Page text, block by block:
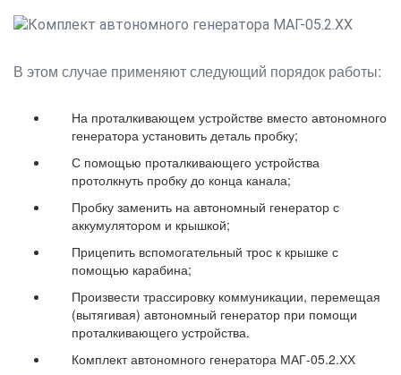
В этом случае применяют следующий порядок работы:
На проталкивающем устройстве вместо автономного
генератора установить деталь пробку;
С помощью проталкивающего устройства
протолкнуть пробку до конца канала;
Пробку заменить на автономный генератор с
аккумулятором и крышкой;
Прицепить вспомогательный трос к крышке с
помощью карабина;
Произвести трассировку коммуникации, перемещая
(вытягивая) автономный генератор при помощи
проталкивающего устройства.
Комплект автономного генератора МАГ-05.2.ХХ